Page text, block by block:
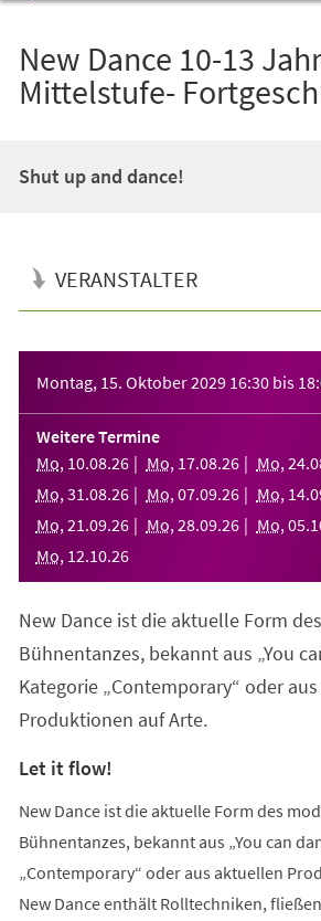
New Dance 10-13
Mittelstufe-
Shut up and dance!
VERANSTALTER
Montag, 15. Oktober 2029 16:30 bis
Weitere Termine
Mo, 10.08.26 Mo, 17.08.26 Mo, 24.
Mo, 31 .08.26 Mo, 07.09.26 Mo, 14.
Mo, 21 .09.26 Mo, 28.09.26 Mo, 05.
Mo, 12.10.26
New Dance ist die aktuelle Form
Bühnentanzes, bekannt aus „You
Kategorie „Contemporary“ oder
Produktionen auf Arte.
Let it flow!
New Dance ist die aktuelle Form des
Bühnentanzes, bekannt aus „You can
„Contemporary“ oder aus aktuellen
New Dance enthält Rolltechniken,